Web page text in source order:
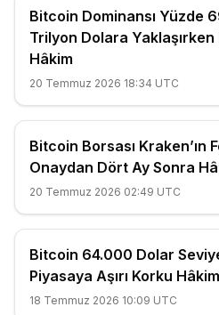
Bitcoin Dominansı Yüzde
Trilyon Dolara
Hâkim
20 Temmuz 2026 18:34 UTC
Bitcoin Borsası Kraken’ın
Onaydan Dört Ay Sonra
20 Temmuz 2026 02:49 UTC
Bitcoin 64.000 Dolar
Piyasaya Aşırı Korku Hâkim
18 Temmuz 2026 10:09 UTC